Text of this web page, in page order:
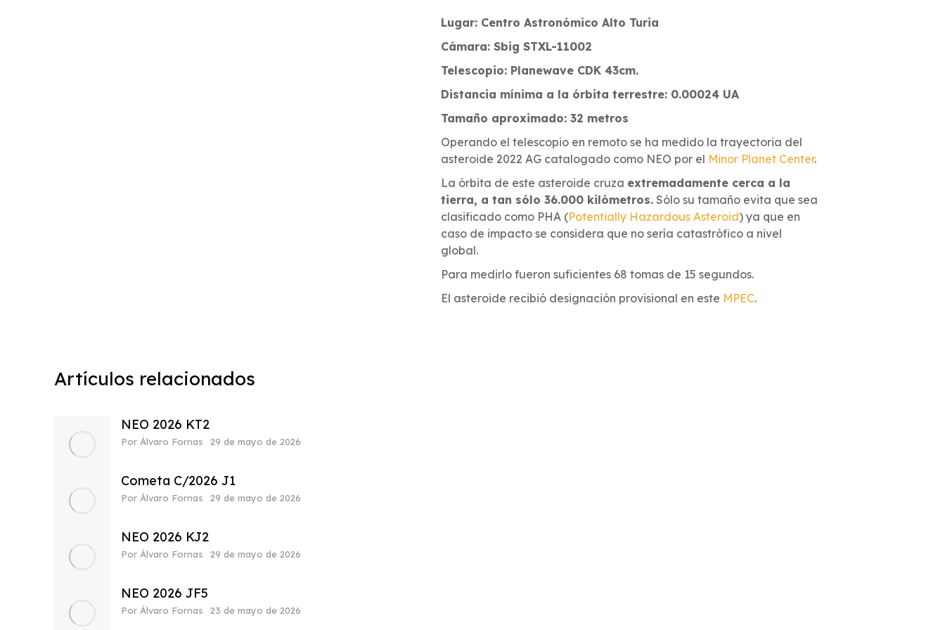
Lugar: Centro Astronómico Alto Turia
Cámara: Sbig STXL-11002
Telescopio: Planewave CDK 43cm.
Distancia mínima a la órbita terrestre: 0.00024 UA
Tamaño aproximado: 32 metros
Operando el telescopio en remoto se ha medido la trayectoria del
asteroide 2022 AG catalogado como NEO por el Minor Planet Center.
La órbita de este asteroide cruza extremadamente cerca a la
tierra, a tan sólo 36.000 kilómetros. Sólo su tamaño evita que sea
clasificado como PHA (Potentially Hazardous Asteroid) ya que en
caso de impacto se considera que no sería catastrófico a nivel
global.
Para medirlo fueron suficientes 68 tomas de 15 segundos.
El asteroide recibió designación provisional en este MPEC.
Artículos relacionados
NEO 2026 KT2
Por Álvaro Fornas 29 de mayo de 2026
Cometa C/2026 J1
Por Álvaro Fornas 29 de mayo de 2026
NEO 2026 KJ2
Por Álvaro Fornas 29 de mayo de 2026
NEO 2026 JF5
Por Álvaro Fornas 23 de mayo de 2026